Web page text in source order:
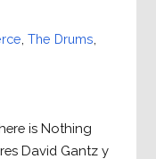
The Drums
is Nothing
David Gantz y